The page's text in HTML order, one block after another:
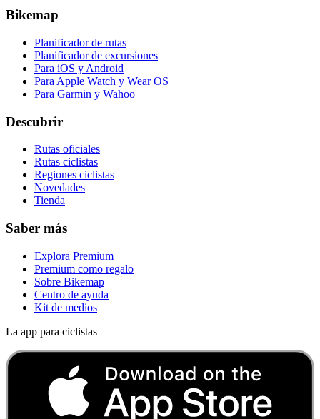
Bikemap
Planificador de rutas
Planificador de excursiones
Para iOS y Android
Para Apple Watch y Wear OS
Para Garmin y Wahoo
Descubrir
Rutas oficiales
Rutas ciclistas
Regiones ciclistas
Novedades
Tienda
Saber más
Explora Premium
Premium como regalo
Sobre Bikemap
Centro de ayuda
Kit de medios
La app para ciclistas